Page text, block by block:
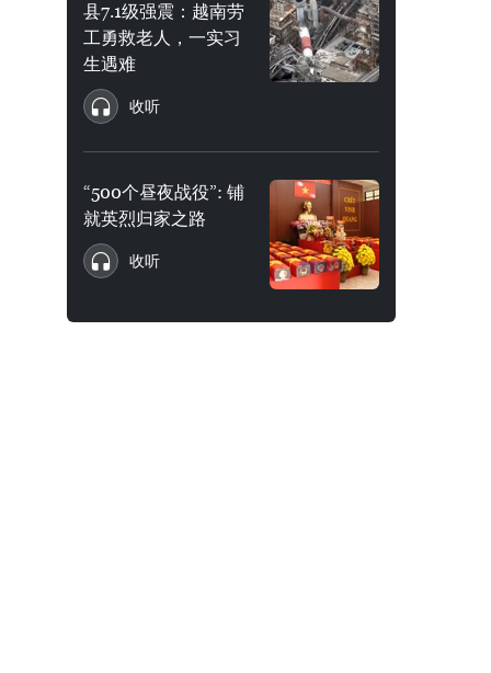
县7.1级强震：越南劳
工勇救老人，一实习
生遇难
收听
“500个昼夜战役”: 铺
就英烈归家之路
收听